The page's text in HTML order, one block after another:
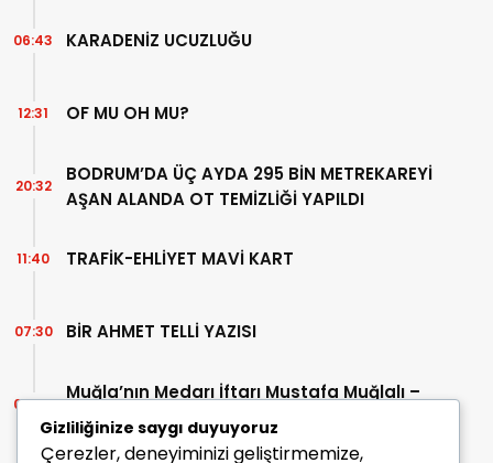
KARADENİZ UCUZLUĞU
06:43
OF MU OH MU?
12:31
BODRUM’DA ÜÇ AYDA 295 BİN METREKAREYİ
AŞAN ALANDA OT TEMİZLİĞİ YAPILDI
20:32
TRAFİK-EHLİYET MAVİ KART
11:40
BİR AHMET TELLİ YAZISI
07:30
Muğla’nın Medarı İftarı Mustafa Muğlalı –
İçinde “Milas” geçen kitaplar (40/2)
06:45
Gizliliğinize saygı duyuyoruz
Çerezler, deneyiminizi geliştirmemize,